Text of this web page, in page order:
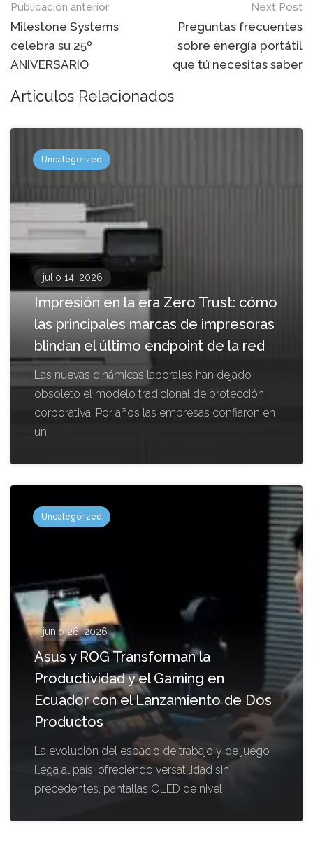
Mensaje
de
navegación
Publicación anterior
Milestone Systems
celebra su 25º
ANIVERSARIO
Next Post
Preguntas frecuentes
sobre energía portátil
que tú necesitas saber
Artículos Relacionados
Uncategorized
julio 14, 2026
Impresión en la era Zero Trust: cómo
las principales marcas de impresoras
blindan el último endpoint de la red
Las nuevas dinámicas laborales han dejado
obsoleto el modelo tradicional de protección
corporativa. Por años las empresas confiaron en
un
Uncategorized
junio 26, 2026
Asus y ROG Transforman la
Productividad y el Gaming en
Ecuador con el Lanzamiento de Dos
Productos
La evolución del espacio de trabajo y de juego
llega al país, ofreciendo versatilidad sin
precedentes, pantallas OLED de nivel